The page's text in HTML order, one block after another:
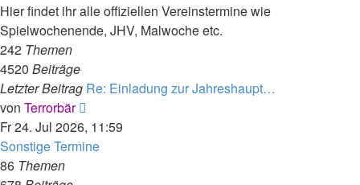
Hier findet ihr alle offiziellen Vereinstermine wie
Spielwochenende, JHV, Malwoche etc.
242 Themen
4520 Beiträge
Letzter Beitrag Re: Einladung zur Jahreshaupt…
von Terrorbär
Beitrag
Fr 24. Jul 2026, 11:59
Sonstige Termine
86 Themen